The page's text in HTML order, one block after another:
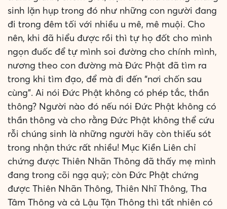
sinh lặn hụp trong đó như những con người đang
đi trong đêm tối với nhiều u mê, mê muội. Cho
nên, khi đã hiểu được rồi thì tự họ đốt cho mình
ngọn đuốc để tự mình soi đường cho chính mình,
nương theo con đường mà Đức Phật đã tìm ra
trong khi tìm đạo, để mà đi đến “nơi chốn sau
cùng”. Ai nói Đức Phật không có phép tắc, thần
thông? Người nào đó nếu nói Đức Phật không có
thần thông và cho rằng Đức Phật không thể cứu
rỗi chúng sinh là những người hãy còn thiếu sót
trong nhận thức rất nhiều! Mục Kiền Liên chỉ
chứng được Thiên Nhãn Thông đã thấy mẹ mình
đang trong cõi ngạ quỷ; còn Đức Phật chứng
được Thiên Nhãn Thông, Thiên Nhĩ Thông, Tha
Tâm Thông và cả Lậu Tận Thông thì tất nhiên có